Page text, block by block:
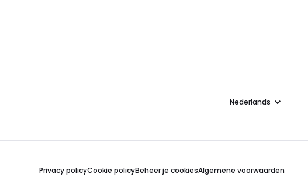
Taal
Privacy policyCookie policyBeheer je cookiesAlgemene voorwaarden